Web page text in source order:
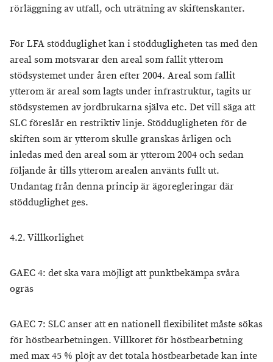
rörläggning av utfall, och uträtning av skiftenskanter.
För LFA stödduglighet kan i stöddugligheten tas med den
areal som motsvarar den areal som fallit ytterom
stödsystemet under åren efter 2004. Areal som fallit
ytterom är areal som lagts under infrastruktur, tagits ur
stödsystemen av jordbrukarna själva etc. Det vill säga att
SLC föreslår en restriktiv linje. Stöddugligheten för de
skiften som är ytterom skulle granskas årligen och
inledas med den areal som är ytterom 2004 och sedan
följande år tills ytterom arealen använts fullt ut.
Undantag från denna princip är ägoregleringar där
stödduglighet ges.
4.2. Villkorlighet
GAEC 4: det ska vara möjligt att punktbekämpa svåra
ogräs
GAEC 7: SLC anser att en nationell flexibilitet måste sökas
för höstbearbetningen. Villkoret för höstbearbetning
med max 45 % plöjt av det totala höstbearbetade kan inte